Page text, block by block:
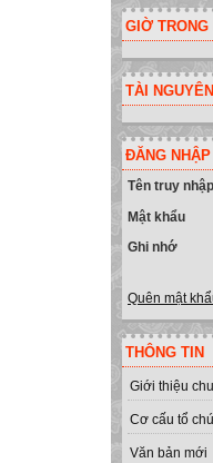
GIỜ TRONG
TÀI
ĐĂNG NHẬP
Tên truy nhập
Mật khẩu
Ghi nhớ
Quên mật
THÔNG TIN
Giới thiệu
Cơ cấu tổ
Văn bản mới